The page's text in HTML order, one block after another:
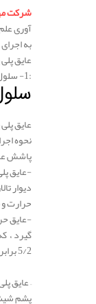
شرکت
آوری
به
:1- سلول باز 2- سلول بسته .
پاشش
-عایق
دیوار
حرارت
گیرد ،
5/2 برابر عایق بندی بیشتری داراست .
– عایق
پشم